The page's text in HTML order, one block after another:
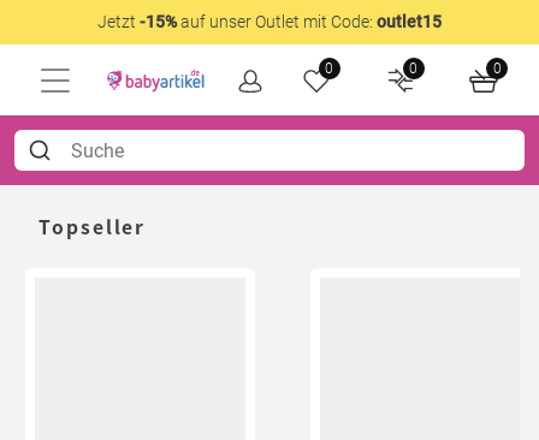
Jetzt -15%auf unser Outlet mit Code: outlet15
0 0 0
Topseller